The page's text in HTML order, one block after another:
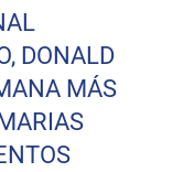
DONALD
MÁS